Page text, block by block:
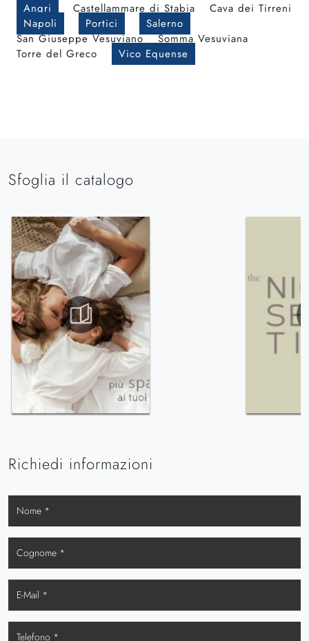
Angri Castellammare di Stabia
Cava dei Tirreni
Napoli
Portici
Salerno
San Giuseppe Vesuviano
Somma Vesuviana
Torre del Greco
Vico Equense
Sfoglia il catalogo
Richiedi informazioni